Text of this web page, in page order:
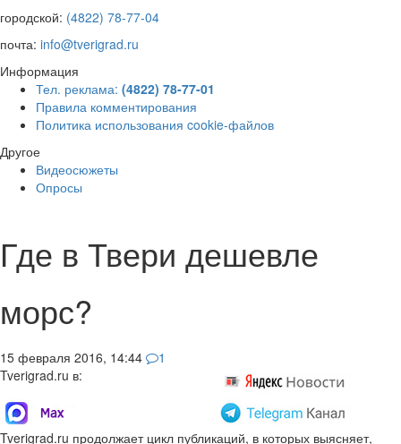
городской: (4822) 78-77-04
почта: info@tverigrad.ru
Информация
Тел. реклама: (4822) 78-77-01
Правила комментирования
Политика использования cookie-файлов
Другое
Видеосюжеты
Опросы
Где в Твери дешевле
морс?
15 февраля 2016, 14:44
1
Tverigrad.ru в:
Tverigrad.ru продолжает цикл публикаций, в которых выясняет,